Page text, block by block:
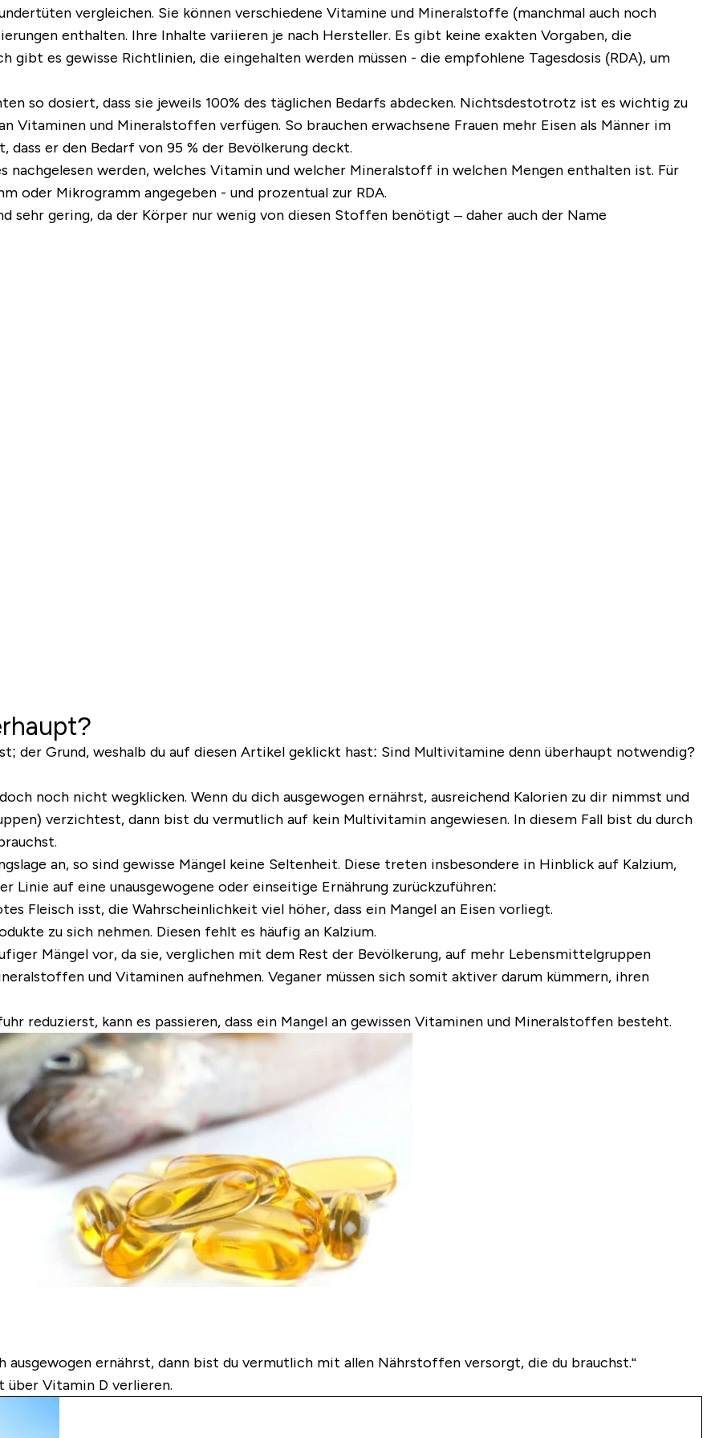
vergleichen. Sie können verschiedene Vitamine und Mineralstoffe (manchmal auch noch
enthalten. Ihre Inhalte variieren je nach Hersteller. Es gibt keine exakten Vorgaben, die
gibt es gewisse Richtlinien, die eingehalten werden müssen - die empfohlene Tagesdosis (RDA), um
so dosiert, dass sie jeweils 100% des täglichen Bedarfs abdecken. Nichtsdestotrotz ist es wichtig zu
Vitaminen und Mineralstoffen verfügen. So brauchen erwachsene Frauen mehr Eisen als Männer im
er den Bedarf von 95 % der Bevölkerung deckt.
nachgelesen werden, welches Vitamin und welcher Mineralstoff in welchen Mengen enthalten ist. Für
oder Mikrogramm angegeben - und prozentual zur RDA.
sehr gering, da der Körper nur wenig von diesen Stoffen benötigt – daher auch der Name
der Grund, weshalb du auf diesen Artikel geklickt hast: Sind Multivitamine denn überhaupt notwendig?
noch nicht wegklicken. Wenn du dich ausgewogen ernährst, ausreichend Kalorien zu dir nimmst und
verzichtest, dann bist du vermutlich auf kein Multivitamin angewiesen. In diesem Fall bist du durch
an, so sind gewisse Mängel keine Seltenheit. Diese treten insbesondere in Hinblick auf Kalzium,
Linie auf eine unausgewogene oder einseitige Ernährung zurückzuführen:
Fleisch isst, die Wahrscheinlichkeit viel höher, dass ein Mangel an Eisen vorliegt.
zu sich nehmen. Diesen fehlt es häufig an Kalzium.
Mängel vor, da sie, verglichen mit dem Rest der Bevölkerung, auf mehr Lebensmittelgruppen
und Vitaminen aufnehmen. Veganer müssen sich somit aktiver darum kümmern, ihren
reduzierst, kann es passieren, dass ein Mangel an gewissen Vitaminen und Mineralstoffen besteht.
ausgewogen ernährst, dann bist du vermutlich mit allen Nährstoffen versorgt, die du brauchst.“
über Vitamin D verlieren.